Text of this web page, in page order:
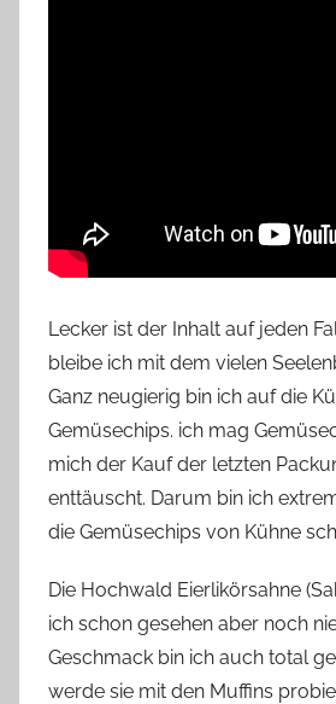
Lecker ist der Inhalt auf jeden
bleibe ich mit dem vielen
Ganz neugierig bin ich auf die
Gemüsechips. ich mag
mich der Kauf der letzten
enttäuscht. Darum bin ich
die Gemüsechips von Kühne
Die Hochwald Eierlikörsahne
ich schon gesehen aber noch
Geschmack bin ich auch total
werde sie mit den Muffins